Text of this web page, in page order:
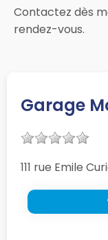
Contactez dès
rendez-vous.
Garage
111 rue Emile